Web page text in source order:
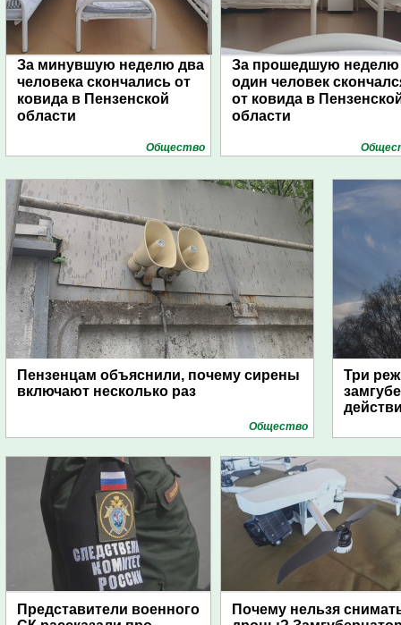
За минувшую неделю два
человека скончались от
ковида в Пензенской
области
Общество
За прошедшую неделю
один человек
от ковида в
области
Пензенцам объяснили, почему сирены
включают несколько раз
Общество
Три
Представители военного
Почему нельзя